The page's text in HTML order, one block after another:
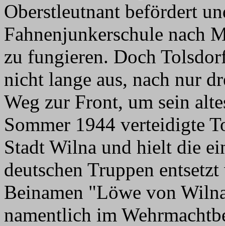
Oberstleutnant befördert
Fahnenjunkerschule nach
zu fungieren. Doch
nicht lange aus, nach nur
Weg zur Front, um sein
Sommer 1944 verteidigte
Stadt Wilna und hielt die
deutschen Truppen
Beinamen "Löwe von
namentlich im